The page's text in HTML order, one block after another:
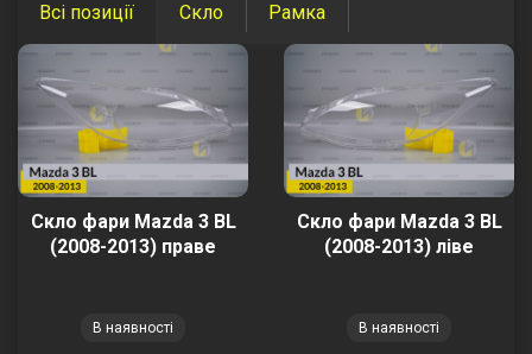
Всі позиції Скло Рамка
Скло фари Mazda 3 BL
(2008-2013) праве
В наявності
Скло фари Mazda 3 BL
(2008-2013) ліве
В наявності